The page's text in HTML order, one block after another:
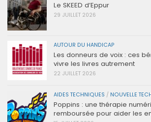
Le SKEED d’Eppur
29 JUILLET 2026
AUTOUR DU HANDICAP
Les donneurs de voix : ces
vivre les livres autrement
22 JUILLET 2026
AIDES TECHNIQUES / NOUVELLE
Poppins : une thérapie
remboursée pour aider les